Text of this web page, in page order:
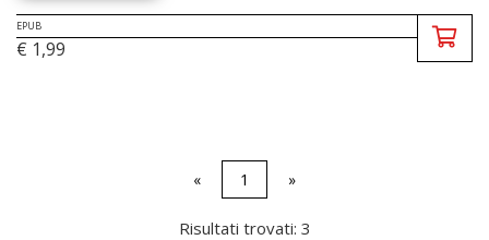
EPUB
€ 1,99
« 1 »
Risultati trovati: 3